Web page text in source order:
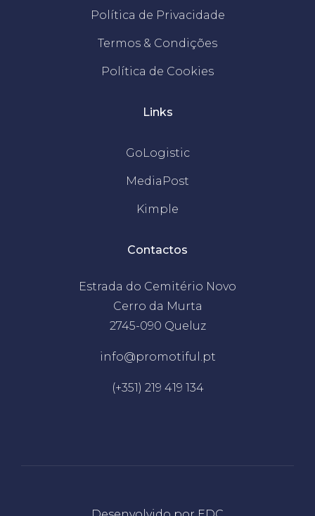
Política de Privacidade
Termos & Condições
Política de Cookies
Links
GoLogistic
MediaPost
Kimple
Contactos
Estrada do Cemitério Novo
Cerro da Murta
2745-090 Queluz
info@promotiful.pt
(+351) 219 419 134